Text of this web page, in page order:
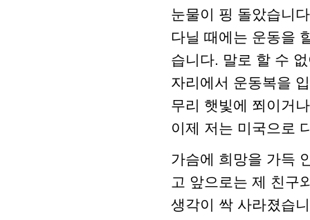
눈물이 핑 돌았습니
다닐 때에는 운동을
습니다. 말로 할 수
자리에서 운동복을
무리 햇빛에 쬐이거
이제 저는 미국으로
가슴에 희망을 가득
고 앞으로는 제 친구
생각이 싹 사라졌습